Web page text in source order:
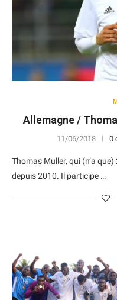
Allemagne /
11/06/2018 0
Thomas Muller, qui (n’a
depuis 2010. Il participe …